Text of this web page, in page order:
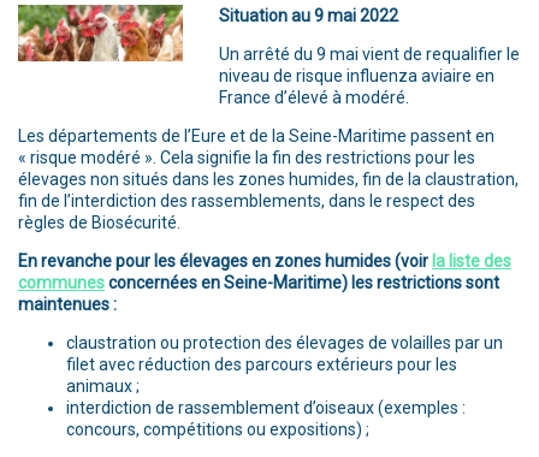
Situation au 9 mai 2022
Un arrêté du 9 mai vient de requalifier le
niveau de risque influenza aviaire en
France d’élevé à modéré.
Les départements de l’Eure et de la Seine-Maritime passent en
« risque modéré ». Cela signifie la fin des restrictions pour les
élevages non situés dans les zones humides, fin de la claustration,
fin de l’interdiction des rassemblements, dans le respect des
règles de Biosécurité.
En revanche pour les élevages en zones humides (voir la liste des
communesconcernées en Seine-Maritime) les restrictions sont
maintenues :
claustration ou protection des élevages de volailles par un
filet avec réduction des parcours extérieurs pour les
animaux ;
interdiction de rassemblement d’oiseaux (exemples :
concours, compétitions ou expositions) ;